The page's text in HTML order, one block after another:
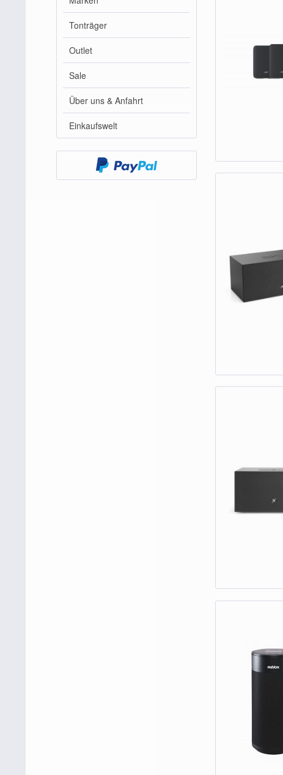
Tonträger
Outlet
Sale
Über uns & Anfahrt
Einkaufswelt